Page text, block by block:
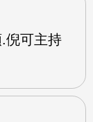
倪可主持